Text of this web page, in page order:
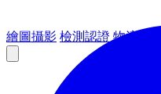
繪圖攝影 檢測認證 物流倉儲